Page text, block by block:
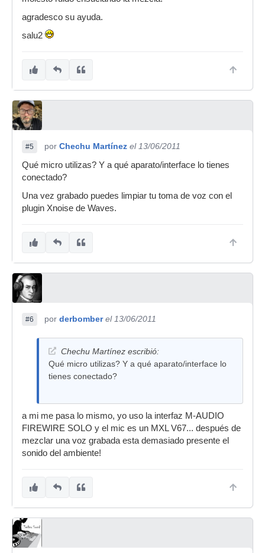
agradesco su ayuda.
salu2
#5 por Chechu Martínez el 13/06/2011
Qué micro utilizas? Y a qué aparato/interface lo tienes
conectado?
Una vez grabado puedes limpiar tu toma de voz con el
plugin Xnoise de Waves.
#6 por derbomber el 13/06/2011
Chechu Martínez escribió:
Qué micro utilizas? Y a qué aparato/interface lo
tienes conectado?
a mi me pasa lo mismo, yo uso la interfaz M-AUDIO
FIREWIRE SOLO y el mic es un MXL V67... después de
mezclar una voz grabada esta demasiado presente el
sonido del ambiente!